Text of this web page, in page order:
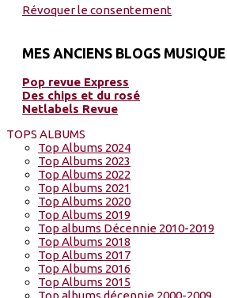
Révoquer le consentement
MES ANCIENS BLOGS MUSIQUE
Pop revue Express
Des chips et du rosé
Netlabels Revue
TOPS ALBUMS
Top Albums 2024
Top Albums 2023
Top Albums 2022
Top Albums 2021
Top Albums 2020
Top Albums 2019
Top albums Décennie 2010-2019
Top Albums 2018
Top Albums 2017
Top Albums 2016
Top Albums 2015
Top albums décennie 2000-2009